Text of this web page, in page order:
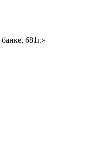
681г.»